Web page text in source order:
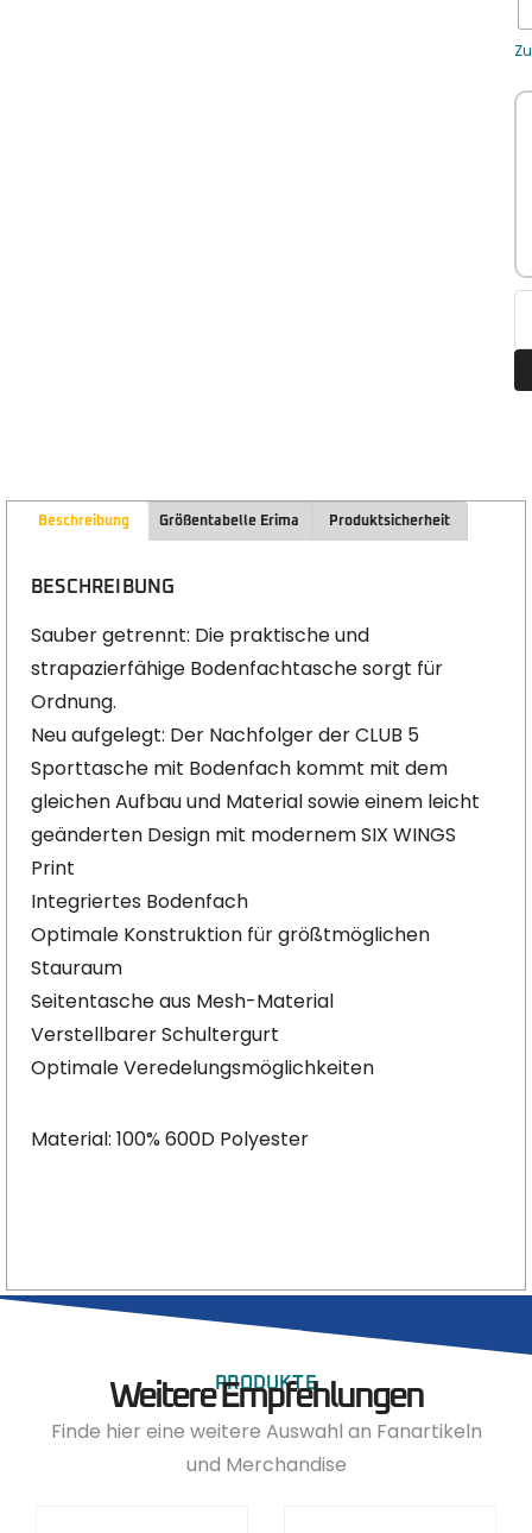
Beschreibung Größentabelle Erima Produktsicherheit
BESCHREIBUNG
Sauber getrennt: Die praktische und
strapazierfähige Bodenfachtasche sorgt für
Ordnung.
Neu aufgelegt: Der Nachfolger der CLUB 5
Sporttasche mit Bodenfach kommt mit dem
gleichen Aufbau und Material sowie einem leicht
geänderten Design mit modernem SIX WINGS
Print
Integriertes Bodenfach
Optimale Konstruktion für größtmöglichen
Stauraum
Seitentasche aus Mesh-Material
Verstellbarer Schultergurt
Optimale Veredelungsmöglichkeiten
Material: 100% 600D Polyester
PRODUKTE
Weitere Empfehlungen
Finde hier eine weitere Auswahl an Fanartikeln
und Merchandise